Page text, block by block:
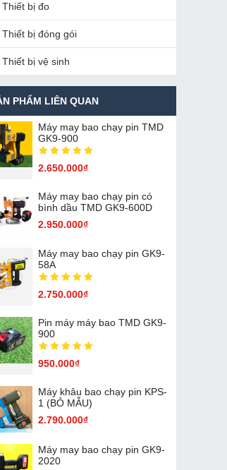
Thiết bị đo
Thiết bị đóng gói
Thiết bị vệ sinh
PHẨM LIÊN QUAN
Máy may bao chạy pin TMD
GK9-900
2.650.000₫
Máy may bao chạy pin có
bình dầu TMD GK9-600D
2.950.000₫
Máy may bao chạy pin GK9-
58A
2.750.000₫
Pin máy máy bao TMD GK9-
900
950.000₫
Máy khâu bao chạy pin KPS-
1 (BỎ MẪU)
2.790.000₫
Máy may bao chạy pin GK9-
2020